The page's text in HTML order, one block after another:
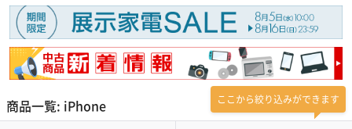
商品一覧: iPhone ここから絞り込みができます